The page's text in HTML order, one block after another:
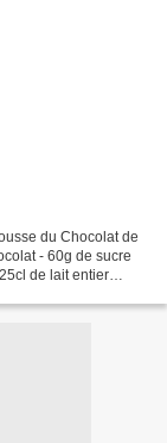
du Chocolat de
- 60g de sucre
de lait entier